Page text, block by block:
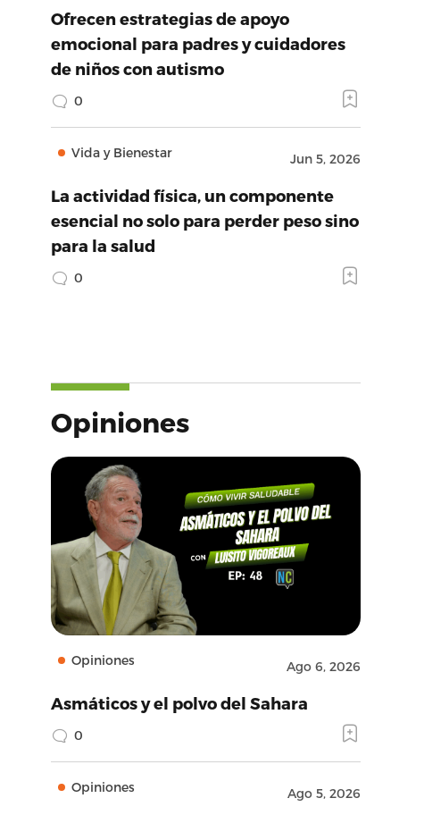
Ofrecen estrategias de apoyo
emocional para padres y cuidadores
de niños con autismo
0
Vida y Bienestar Jun 5, 2026
La actividad física, un componente
esencial no solo para perder peso sino
para la salud
0
Opiniones
Opiniones Ago 6, 2026
Asmáticos y el polvo del Sahara
0
Opiniones Ago 5, 2026